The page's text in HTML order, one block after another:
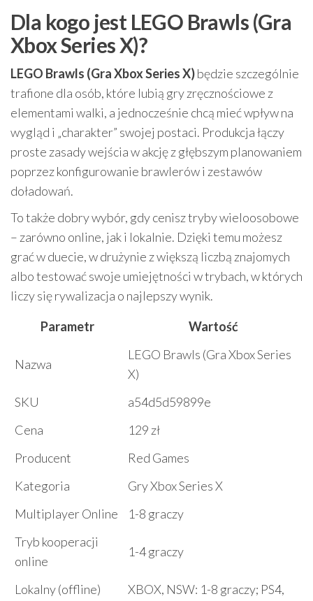
Dla kogo jest LEGO Brawls (Gra
Xbox Series X)?
LEGO Brawls (Gra Xbox Series X)będzie szczególnie
trafione dla osób, które lubią gry zręcznościowe z
elementami walki, a jednocześnie chcą mieć wpływ na
wygląd i „charakter” swojej postaci. Produkcja łączy
proste zasady wejścia w akcję z głębszym planowaniem
poprzez konfigurowanie brawlerów i zestawów
doładowań.
To także dobry wybór, gdy cenisz tryby wieloosobowe
– zarówno online, jak i lokalnie. Dzięki temu możesz
grać w duecie, w drużynie z większą liczbą znajomych
albo testować swoje umiejętności w trybach, w których
liczy się rywalizacja o najlepszy wynik.
Parametr
Wartość
Nazwa
LEGO Brawls (Gra Xbox Series
X)
SKU
a54d5d59899e
Cena
129 zł
Producent
Red Games
Kategoria
Gry Xbox Series X
Multiplayer Online
1-8 graczy
Tryb kooperacji
online
1-4 graczy
Lokalny (offline) XBOX, NSW: 1-8 graczy; PS4,